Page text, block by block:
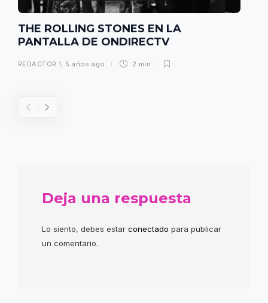
THE ROLLING STONES EN LA
PANTALLA DE ONDIRECTV
REDACTOR 1 5 años ago 2 min
Deja una respuesta
Lo siento, debes estar conectado para publicar
un comentario.